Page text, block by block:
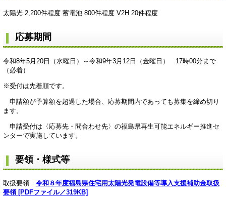
太陽光 2,200件程度 蓄電池 800件程度 V2H 20件程度
応募期間
令和8年5月20日（水曜日）～令和9年3月12日（金曜日） 17時00分まで
（必着）
※受付は先着順です。
申請額が予算額を超過した場合、応募期間内であっても募集を締め切り
ます。
申請受付は〈応募先・問合わせ先〉の福島県再生可能エネルギー推進セ
ンターで実施しています。
要領・様式等
取扱要領 令和８年度福島県住宅用太陽光発電設備等導入支援補助金取扱
要領 [PDFファイル／319KB]